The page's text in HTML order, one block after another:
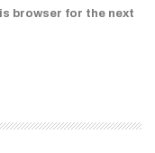
browser for the next